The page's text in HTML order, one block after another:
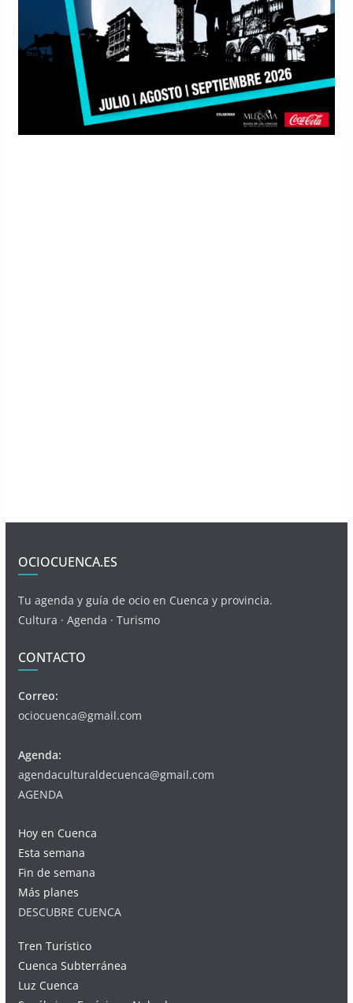
OCIOCUENCA.ES
Tu agenda y guía de ocio en Cuenca y provincia.
Cultura · Agenda · Turismo
CONTACTO
Correo:
ociocuenca@gmail.com
Agenda:
agendaculturaldecuenca@gmail.com
AGENDA
Hoy en Cuenca
Esta semana
Fin de semana
Más planes
DESCUBRE CUENCA
Tren Turístico
Cuenca Subterránea
Luz Cuenca